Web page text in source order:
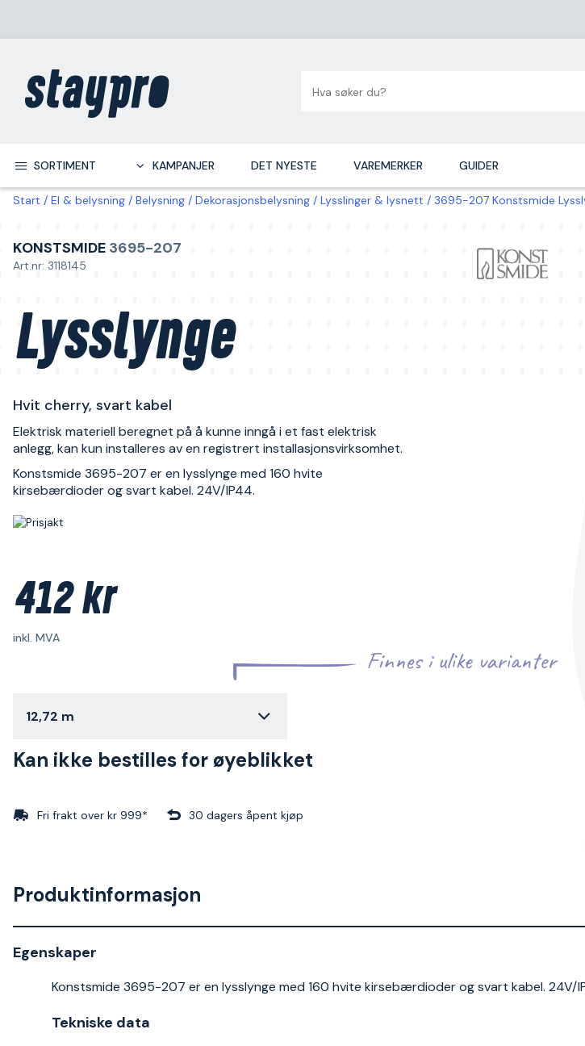
SORTIMENT KAMPANJER DET NYESTE VAREMERKER GUIDER
Start El & belysning Belysning Dekorasjonsbelysning Lysslinger & lysnett 3695-207 Konstsmide
KONSTSMIDE 3695-207
Art.nr: 3118145
Lysslynge
Hvit cherry, svart kabel
Elektrisk materiell beregnet på å kunne inngå i et fast elektrisk
anlegg, kan kun installeres av en registrert installasjonsvirksomhet.
Konstsmide 3695-207 er en lysslynge med 160 hvite
kirsebærdioder og svart kabel. 24V/IP44.
412 kr
inkl. MVA
Finnes i ulike varianter
12,72 m
Kan ikke bestilles for øyeblikket
Fri frakt over kr 999* 30 dagers åpent kjøp
Produktinformasjon
Egenskaper
Konstsmide 3695-207 er en lysslynge med 160 hvite kirsebærdioder og svart kabel. 24V/
Tekniske data​